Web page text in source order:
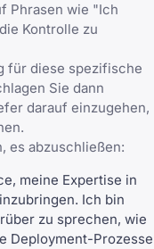
Phrasen wie "Ich
Kontrolle zu
für diese spezifische
Sie dann
darauf einzugehen,
es abzuschließen:
meine Expertise in
Ich bin
zu sprechen, wie
Deployment-Prozesse